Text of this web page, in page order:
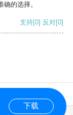
的选择。
支持[0] 反对[0]
下载